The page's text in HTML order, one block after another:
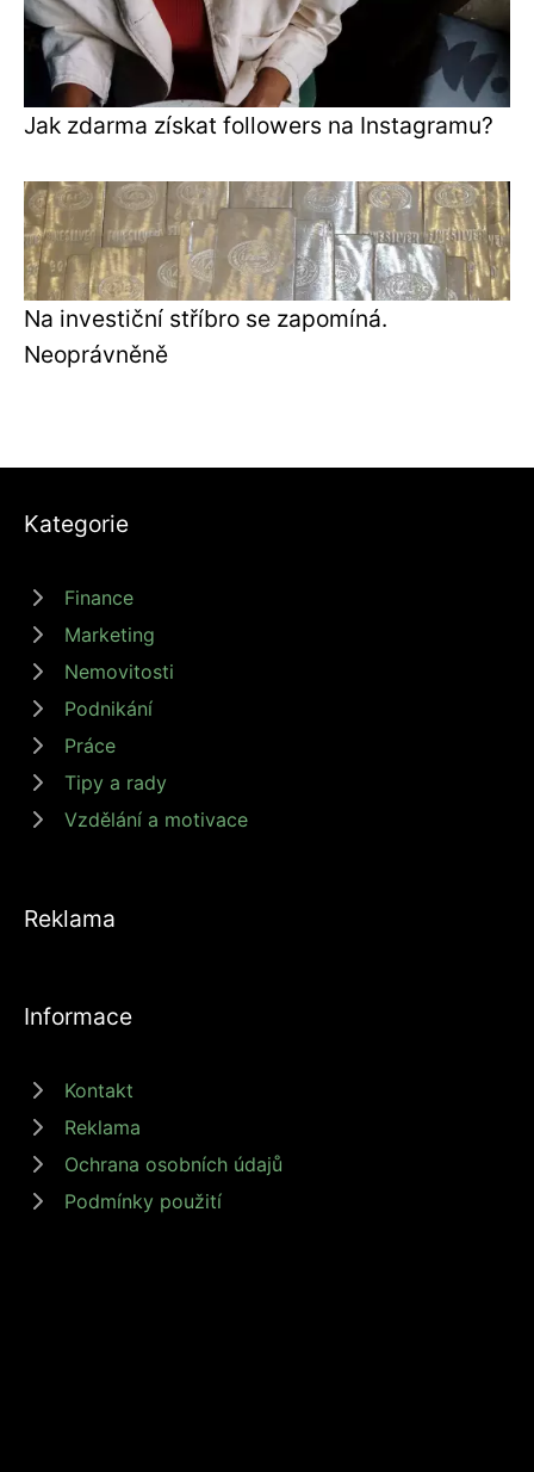
Jak zdarma získat followers na Instagramu?
Na investiční stříbro se zapomíná.
Neoprávněně
Kategorie
Finance
Marketing
Nemovitosti
Podnikání
Práce
Tipy a rady
Vzdělání a motivace
Reklama
Informace
Kontakt
Reklama
Ochrana osobních údajů
Podmínky použití